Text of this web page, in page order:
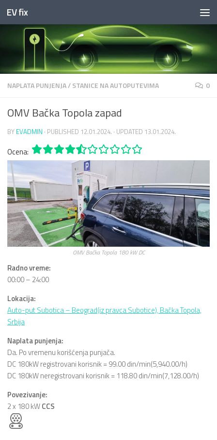
Skip to content
EV fix
NAPLATA PUNJENJA/STANICE NA AUTOPUTEVIMA 0
OMV Bačka Topola zapad
BY EVADMIN · PUBLISHED 12.01.2024. · UPDATED 13.01.2024.
Ocena:
OMV Bačka Topola 180 kW DC
Radno vreme:
00:00 – 24:00
Lokacija:
Auto-put Subotica – Beograd(iz pravca Subotice), Bačka Topola,
Srbija
Naplata punjenja:
Da. Po vremenu korišćenja punjača.
DC 180kW registrovani korisnik = 99.00 din/min(5,940.00/h)
DC 180kW neregistrovani korisnik = 118.80 din/min(7,128.00/h)
Povezivanje:
2 x 180 kWCCS